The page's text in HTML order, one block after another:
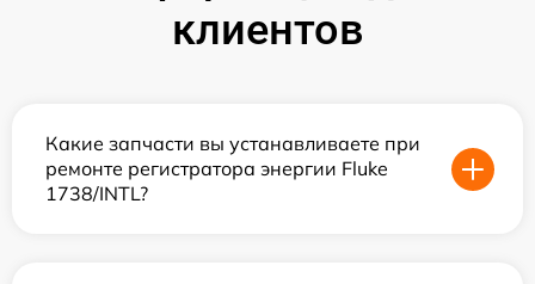
клиентов
Какие запчасти вы устанавливаете при
ремонте регистратора энергии Fluke
1738/INTL?